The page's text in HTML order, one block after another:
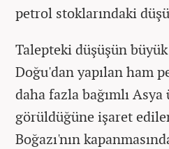
petrol stoklarındaki
Talepteki düşüşün
Doğu'dan yapılan ham
daha fazla bağımlı
görüldüğüne işaret
Boğazı'nın